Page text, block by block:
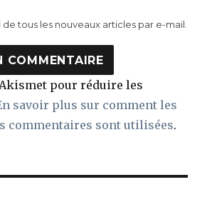
tous les nouveaux articles par e-mail.
pour réduire les
savoir plus sur comment les
commentaires sont utilisées.